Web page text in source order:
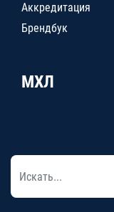
Аккредитация
Брендбук
МХЛ